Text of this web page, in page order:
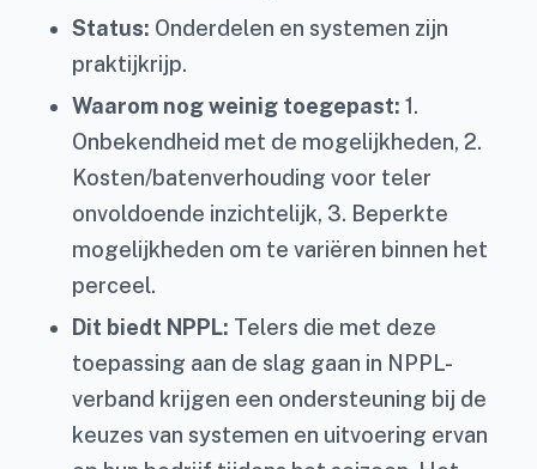
Status: Onderdelen en systemen zijn
praktijkrijp.
Waarom nog weinig toegepast: 1.
Onbekendheid met de mogelijkheden, 2.
Kosten/batenverhouding voor teler
onvoldoende inzichtelijk, 3. Beperkte
mogelijkheden om te variëren binnen het
perceel.
Dit biedt NPPL: Telers die met deze
toepassing aan de slag gaan in NPPL-
verband krijgen een ondersteuning bij de
keuzes van systemen en uitvoering ervan